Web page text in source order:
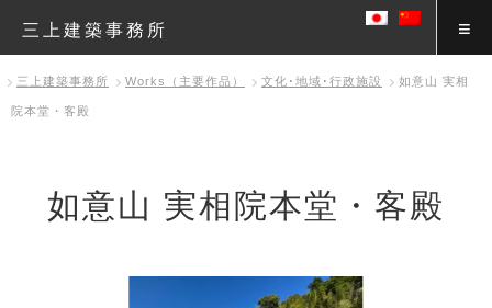
三上建築事務所
三上建築事務所 Works（主要作品） 文化･地域･行政施設 如意山 実相
院本堂・客殿
如意山 実相院本堂・客殿